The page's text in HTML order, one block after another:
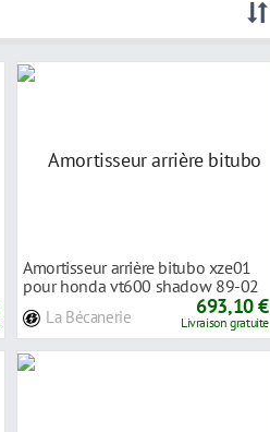
Amortisseur arrière bitubo xze01
pour honda vt600 shadow 89-02
La Bécanerie 693,10 €
Livraison gratuite